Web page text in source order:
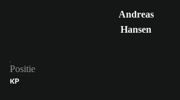
Andreas
Hansen
Positie
KP